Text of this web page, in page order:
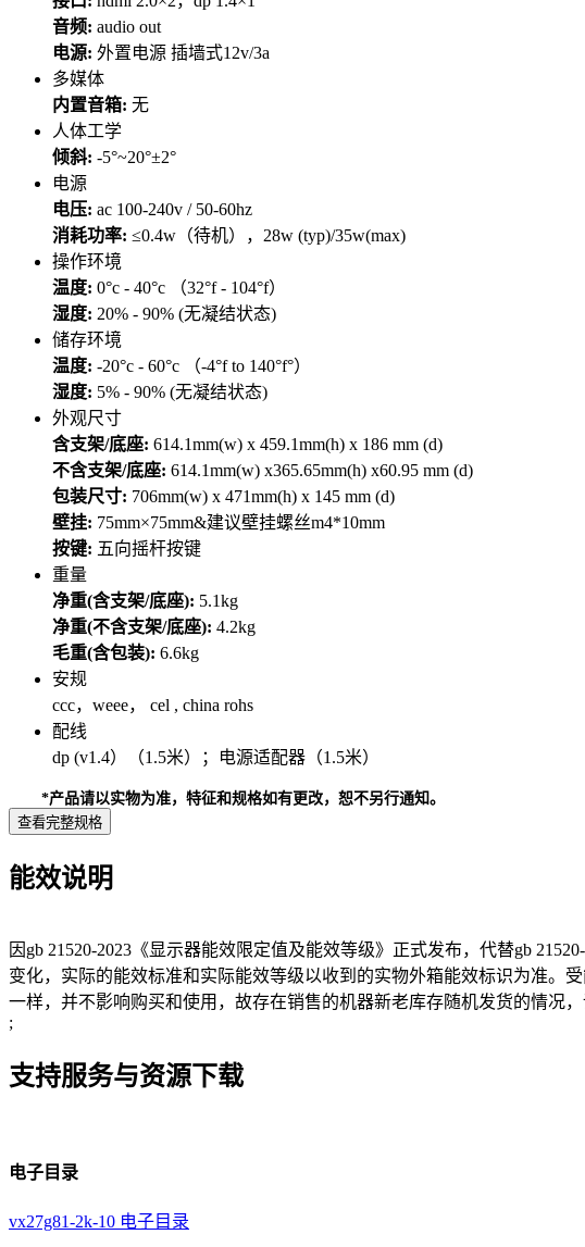
音频: audio out
电源: 外置电源 插墙式12v/3a
多媒体
内置音箱: 无
人体工学
倾斜: -5°~20°±2°
电源
电压: ac 100-240v / 50-60hz
消耗功率: ≤0.4w（待机），28w (typ)/35w(max)
操作环境
温度: 0°c - 40°c （32°f - 104°f）
湿度: 20% - 90% (无凝结状态)
储存环境
温度: -20°c - 60°c （-4°f to 140°f°）
湿度: 5% - 90% (无凝结状态)
外观尺寸
含支架/底座: 614.1mm(w) x 459.1mm(h) x 186 mm (d)
不含支架/底座: 614.1mm(w) x365.65mm(h) x60.95 mm (d)
包装尺寸: 706mm(w) x 471mm(h) x 145 mm (d)
壁挂: 75mm×75mm&建议壁挂螺丝m4*10mm
按键: 五向摇杆按键
重量
净重(含支架/底座): 5.1kg
净重(不含支架/底座): 4.2kg
毛重(含包装): 6.6kg
安规
ccc，weee， cel , china rohs
配线
dp (v1.4）（1.5米）；电源适配器（1.5米）
*产品请以实物为准，特征和规格如有更改，恕不另行通知。
查看完整规格
能效说明
因gb 21520-2023《显示器能效限定值及能效等级》正式发布，代替gb
变化，实际的能效标准和实际能效等级以收到的实物外箱能效标识为准。
一样，并不影响购买和使用，故存在销售的机器新老库存随机发货的情况，
;
支持服务与资源下载
电子目录
vx27g81-2k-10 电子目录